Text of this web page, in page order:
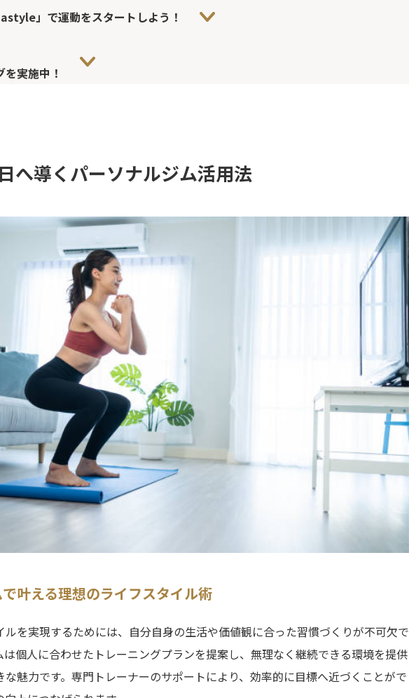
」で運動をスタートしよう！
実施中！
へ導くパーソナルジム活用法
叶える理想のライフスタイル術
ルを実現するためには、自分自身の生活や価値観に合った習慣づくりが不可欠で
は個人に合わせたトレーニングプランを提案し、無理なく継続できる環境を提供
魅力です。専門トレーナーのサポートにより、効率的に目標へ近づくことがで